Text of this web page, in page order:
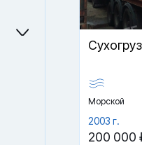
Морской
2003 г.
200 000